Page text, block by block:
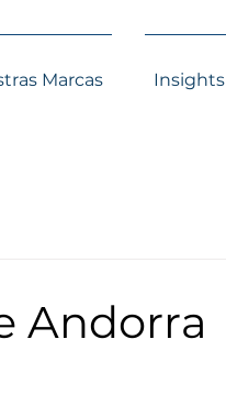
Marcas Insights
Andorra